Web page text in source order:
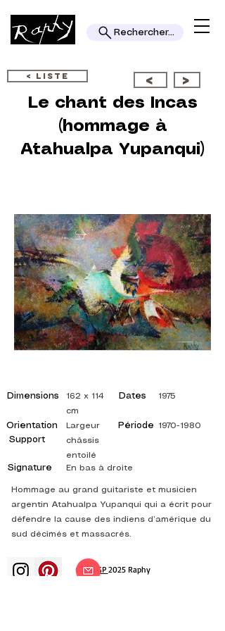
Rechercher...
< LISTE < >
Le chant des Incas
(hommage à
Atahualpa Yupanqui)
Dimensions
Orientation
Support
Signature
162 x 114
cm
Dates
Période
Largeur
châssis
entoilé
En bas à droite
1975
1970-1980
Hommage au grand guitariste et musicien
argentin Atahualpa Yupanqui qui a écrit pour
défendre la cause des indiens d’amérique du
sud décimés et massacrés.
© ADAGP 2025 Raphy